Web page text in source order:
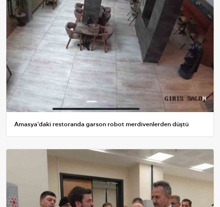
Amasya'daki restoranda garson robot merdivenlerden düştü